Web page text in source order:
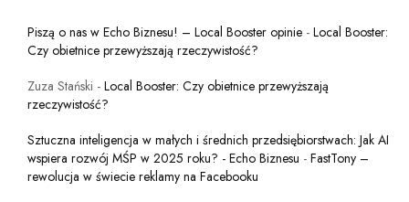
Piszą o nas w Echo Biznesu! – Local Booster opinie - Local Booster:
Czy obietnice przewyższają rzeczywistość?
Zuza Stański - Local Booster: Czy obietnice przewyższają
rzeczywistość?
Sztuczna inteligencja w małych i średnich przedsiębiorstwach: Jak AI
wspiera rozwój MŚP w 2025 roku? - Echo Biznesu - FastTony –
rewolucja w świecie reklamy na Facebooku